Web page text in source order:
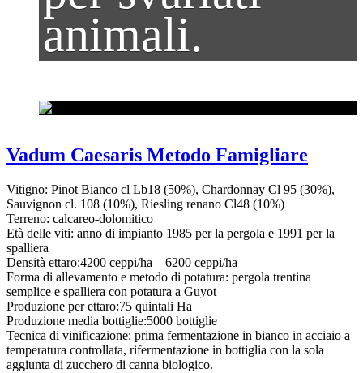
animali.
Vadum Caesaris Metodo Famigliare
Vitigno: Pinot Bianco cl Lb18 (50%), Chardonnay Cl 95 (30%),
Sauvignon cl. 108 (10%), Riesling renano Cl48 (10%)
Terreno: calcareo-dolomitico
Età delle viti: anno di impianto 1985 per la pergola e 1991 per la
spalliera
Densità ettaro:4200 ceppi/ha – 6200 ceppi/ha
Forma di allevamento e metodo di potatura: pergola trentina
semplice e spalliera con potatura a Guyot
Produzione per ettaro:75 quintali Ha
Produzione media bottiglie:5000 bottiglie
Tecnica di vinificazione: prima fermentazione in bianco in acciaio a
temperatura controllata, rifermentazione in bottiglia con la sola
aggiunta di zucchero di canna biologico.